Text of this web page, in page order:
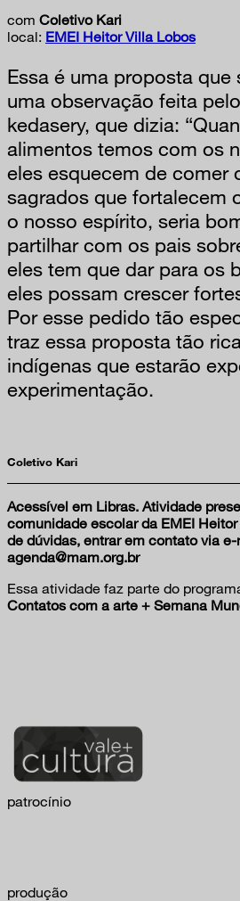
com Coletivo Kari
local: EMEI Heitor Villa Lobos
Essa é uma proposta que
uma observação feita
kedasery, que dizia:
alimentos temos com os
eles esquecem de comer
sagrados que fortalecem
o nosso espírito, seria
partilhar com os pais
eles tem que dar para os
eles possam crescer
Por esse pedido tão
traz essa proposta tão
indígenas que estarão
experimentação.
Coletivo Kari
Acessível em Libras. Atividade
comunidade escolar da EMEI
de dúvidas, entrar em contato via
agenda@mam.org.br
Essa atividade faz parte do
Contatos com a arte + Semana
patrocínio
produção